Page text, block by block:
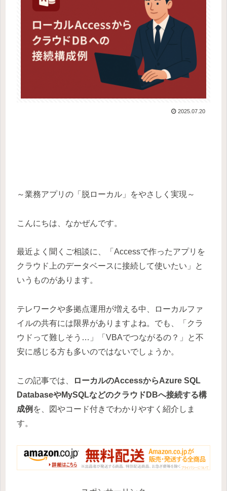
2025.07.20
～業務アプリの「脱ローカル」をやさしく実現～
こんにちは、なかぜんです。
最近よく聞くご相談に、「Accessで作ったアプリを
クラウド上のデータベースに接続して使いたい」と
いうものがあります。
テレワークや多拠点運用が増える中、ローカルファ
イルの共有には限界がありますよね。でも、「クラ
ウドって難しそう…」「VBAでつながるの？」と不
安に感じる方も多いのではないでしょうか。
この記事では、
ローカルのAccessからAzure SQL
DatabaseやMySQLなどのクラウドDBへ接続する構
成例 を、図やコード付きでわかりやすく紹介しま
す。